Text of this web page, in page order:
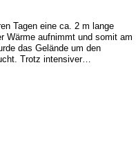
Tagen eine ca. 2 m lange
Wärme aufnimmt und somit am
das Gelände um den
Trotz intensiver…